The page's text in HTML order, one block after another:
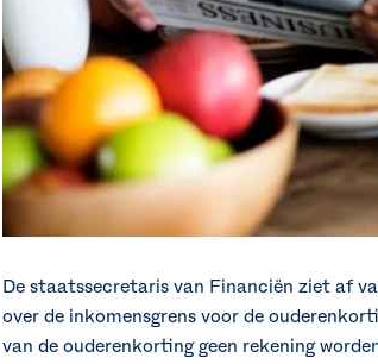
De staatssecretaris van Financiën ziet af
over de inkomensgrens voor de
van de ouderenkorting geen rekening